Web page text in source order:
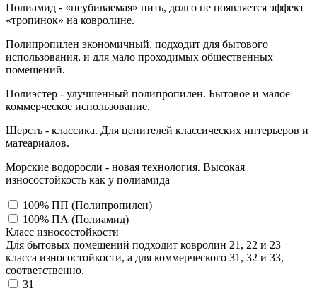
Полиамид - «неубиваемая» нить, долго не появляется эффект
«тропинок» на ковролине.
Полипропилен экономичный, подходит для бытового
использования, и для мало проходимых общественных
помещений.
Полиэстер - улучшенный полипропилен. Бытовое и малое
коммерческое использование.
Шерсть - классика. Для ценителей классических интерьеров и
матеариалов.
Морские водоросли - новая технология. Высокая
износостойкость как у полиамида
100% ПП (Полипропилен)
100% ПА (Полиамид)
Класс износостойкости
Для бытовых помещений подходит ковролин 21, 22 и 23
класса износостойкости, а для коммерческого 31, 32 и 33,
соответственно.
31